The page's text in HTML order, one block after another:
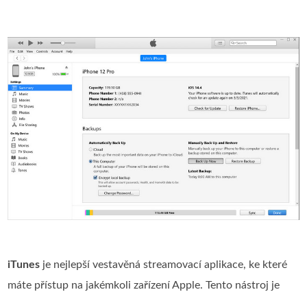
iTunes je nejlepší vestavěná streamovací aplikace, ke které
máte přístup na jakémkoli zařízení Apple. Tento nástroj je